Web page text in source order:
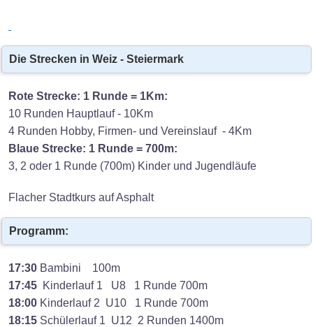
Die Strecken in Weiz - Steiermark
Rote Strecke: 1 Runde = 1Km:
10 Runden Hauptlauf - 10Km
4 Runden Hobby, Firmen- und Vereinslauf - 4Km
Blaue Strecke: 1 Runde = 700m:
3, 2 oder 1 Runde (700m) Kinder und Jugendläufe
Flacher Stadtkurs auf Asphalt
Programm:
17:30 Bambini 100m
17:45 Kinderlauf 1 U8 1 Runde 700m
18:00 Kinderlauf 2 U10 1 Runde 700m
18:15 Schülerlauf 1 U12 2 Runden 1400m